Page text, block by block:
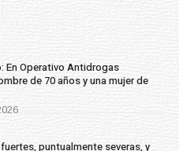
En Operativo Antidrogas
de 70 años y una mujer de
puntualmente severas, y